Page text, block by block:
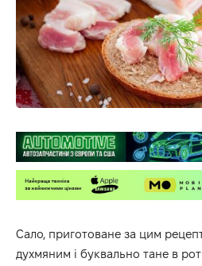
Сало, приготоване за цим
духмяним і буквально тане в